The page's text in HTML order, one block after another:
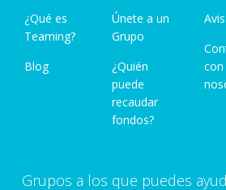
¿Qué es
Teaming?
Blog
Únete a un
Grupo
¿Quién
puede
recaudar
fondos?
con
Grupos a los que puedes